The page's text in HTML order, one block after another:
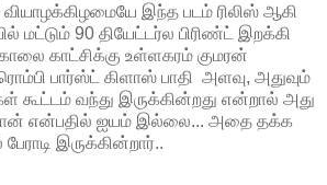
இந்த படம் ரிலிஸ் ஆகி
மட்டும் 90 தியேட்டர்ல பிரிண்ட் இறக்கி
காட்சிக்கு உள்ளகரம் குமரன்
பார்ஸ்ட் கிளாஸ் பாதி அளவு, அதுவும்
கூட்டம் வந்து இருக்கின்றது என்றால் அது
என்பதில் ஐயம் இல்லை... அதை தக்க
இருக்கின்றார்..